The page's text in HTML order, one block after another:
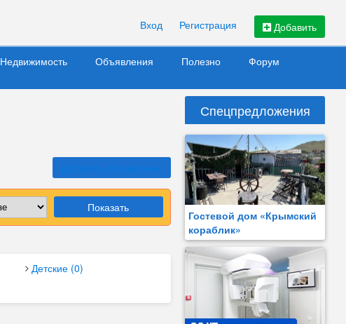
Добавить
Вход Регистрация
Недвижимость Объявления Полезно Форум
Добавить объявление
Показать
Детские (0)
Спецпредложения
Гостевой дом «Крымский
кораблик»